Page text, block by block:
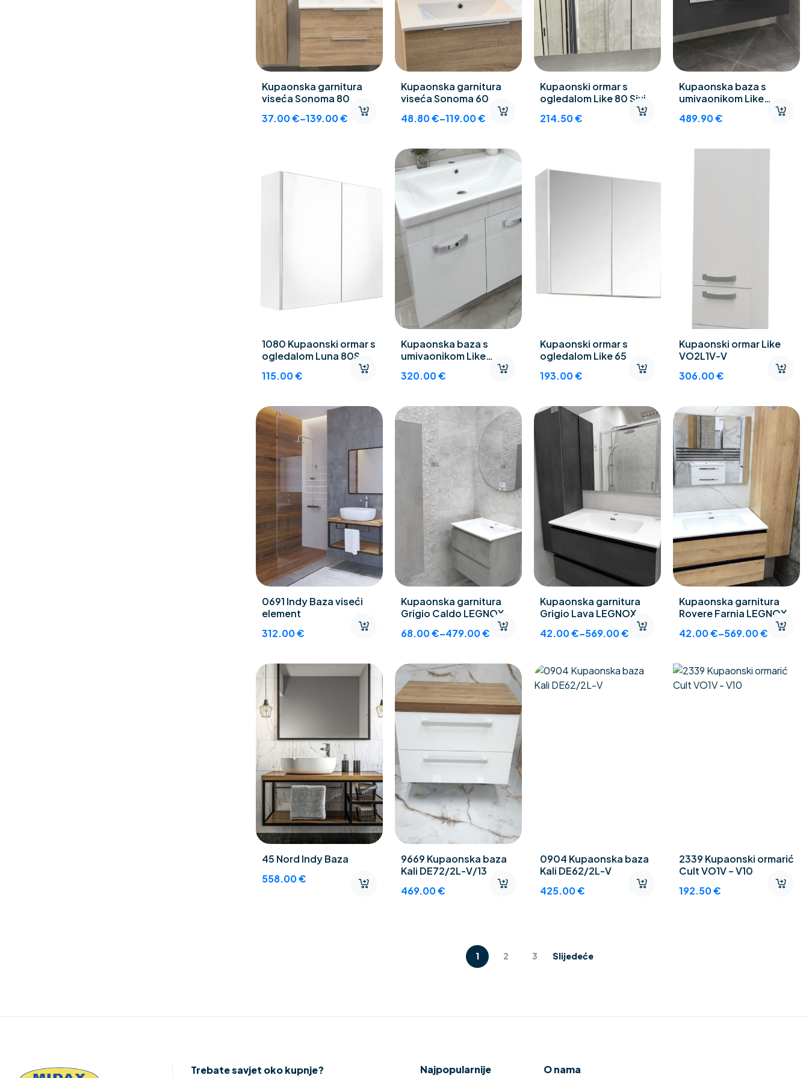
Kupaonska garnitura
viseća Sonoma 80
37.00€–139.00€
Kupaonska garnitura
viseća Sonoma 60
48.80€–119.00€
Kupaonski ormar s
ogledalom Like 80 Sivi
214.50€
Kupaonska baza s
umivaonikom Like
489.90€
1080 Kupaonski ormar s
ogledalom Luna 80S
115.00€
Kupaonska baza s
umivaonikom Like
320.00€
Kupaonski ormar s
ogledalom Like 65
193.00€
Kupaonski ormar Like
VO2L1V-V
306.00€
0691 Indy Baza viseći
element
312.00€
Kupaonska garnitura
Grigio Caldo LEGNOX
68.00€–479.00€
Kupaonska garnitura
Grigio Lava LEGNOX
42.00€–569.00€
Kupaonska garnitura
Rovere Farnia LEGNOX
42.00€–569.00€
45 Nord Indy Baza
558.00€
9669 Kupaonska baza
Kali DE72/2L-V/13
469.00€
0904 Kupaonska baza
Kali DE62/2L-V
425.00€
2339 Kupaonski ormarić
Cult VO1V – V10
192.50€
1 2 3 Slijedeće
Trebate savjet oko kupnje? Najpopularnije O nama